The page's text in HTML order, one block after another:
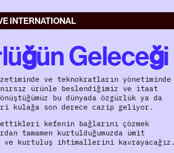
INTERNATIONAL
Geleceği
ve teknokratların yönetiminde
ürünle beslendiğimiz ve itaat
bu dünyada özgürlük ya da
kulağa son derece cazip geliyor.
kefenin bağlarını çözmek
tamamen kurtulduğumuzda ümit
ve kurtuluş ihtimallerini kavrayacağız.